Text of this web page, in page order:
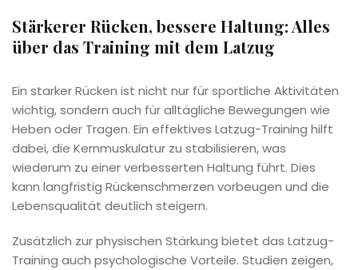
Stärkerer Rücken, bessere Haltung: Alles
über das Training mit dem Latzug
Ein starker Rücken ist nicht nur für sportliche Aktivitäten
wichtig, sondern auch für alltägliche Bewegungen wie
Heben oder Tragen. Ein effektives Latzug-Training hilft
dabei, die Kernmuskulatur zu stabilisieren, was
wiederum zu einer verbesserten Haltung führt. Dies
kann langfristig Rückenschmerzen vorbeugen und die
Lebensqualität deutlich steigern.
Zusätzlich zur physischen Stärkung bietet das Latzug-
Training auch psychologische Vorteile. Studien zeigen,